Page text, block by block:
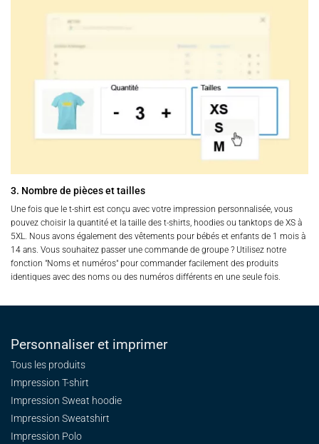
3. Nombre de pièces et tailles
Une fois que le t-shirt est conçu avec votre impression personnalisée, vous
pouvez choisir la quantité et la taille des t-shirts, hoodies ou tanktops de XS à
5XL. Nous avons également des vêtements pour bébés et enfants de 1 mois à
14 ans. Vous souhaitez passer une commande de groupe ? Utilisez notre
fonction "Noms et numéros" pour commander facilement des produits
identiques avec des noms ou des numéros différents en une seule fois.
Personnaliser et imprimer
Tous les produits
Impression T-shirt
Impression Sweat hoodie
Impression Sweatshirt
Impression Polo